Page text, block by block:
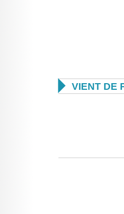
 VIENT DE